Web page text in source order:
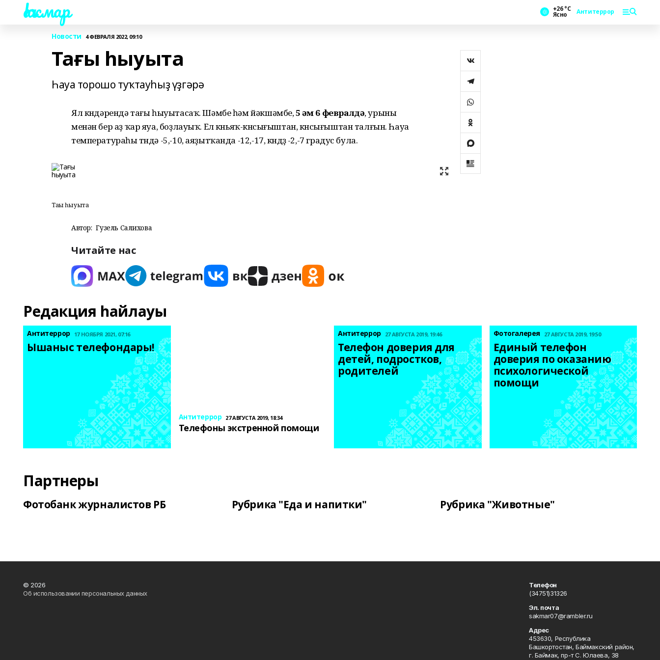
Һаҡмар +26 °С
Ясно Антитеррор
Новости 4 ФЕВРАЛЯ 2022, 09:10
Тағы һыуыта
Һауа торошо туҡтауһыҙ үҙгәрә
Ял көндәрендә тағы һыуытасаҡ. Шәмбе һәм йәкшәмбе,5 һәм 6 февралдә, урыны
менән бер аҙ ҡар яуа, боҙлауыҡ. Ел көньяҡ-көнсығыштан, көнсығыштан талғын. Һауа
температураһы төндә -5,-10, аяҙытҡанда -12,-17, көндөҙ -2,-7 градус була.
Тағы һыуыта
Автор: Гузель Салихова
Читайте нас
Редакция һайлауы
Антитеррор 17 НОЯБРЯ 2021, 07:16
Ышаныс телефондары!
Антитеррор 27 АВГУСТА 2019, 18:34
Телефоны экстренной помощи
Антитеррор 27 АВГУСТА 2019, 19:46
Телефон доверия для
детей, подростков,
родителей
Фотогалерея 27 АВГУСТА 2019, 19:50
Единый телефон
доверия по оказанию
психологической
помощи
Партнеры
Фотобанк журналистов РБ Рубрика "Еда и напитки" Рубрика "Животные"
© 2026
Об использовании персональных данных
Телефон
(34751)31326
Эл. почта
sakmar07@rambler.ru
Адрес
453630, Республика
Башкортостан, Баймакский район,
г. Баймак, пр-т С. Юлаева, 38